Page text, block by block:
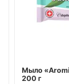
Мыло
200 г